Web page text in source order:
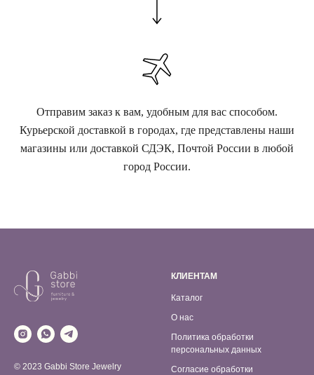
Отправим заказ к вам, удобным для вас способом.
Курьерской доставкой в городах, где представлены наши
магазины или доставкой СДЭК, Почтой России в любой
город России.
© 2023 Gabbi Store Jewelry
КЛИЕНТАМ
Каталог
О нас
Политика обработки
персональных данных
Согласие обработки